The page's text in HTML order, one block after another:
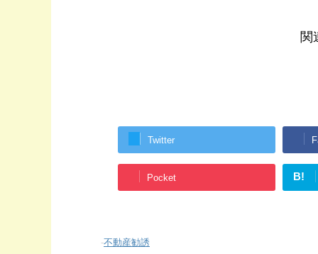
関
Twitter
Pocket B!
-不動産勧誘